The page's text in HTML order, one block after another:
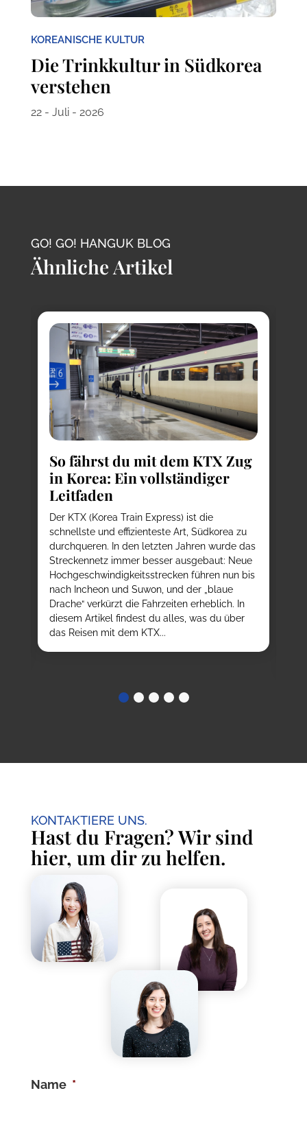
KOREANISCHE KULTUR
Die Trinkkultur in Südkorea
verstehen
22 - Juli - 2026
GO! GO! HANGUK BLOG
Ähnliche Artikel
So fährst du mit dem KTX Zug
in Korea: Ein vollständiger
Leitfaden
Der KTX (Korea Train Express) ist die
schnellste und effizienteste Art, Südkorea zu
durchqueren. In den letzten Jahren wurde das
Streckennetz immer besser ausgebaut: Neue
Hochgeschwindigkeitsstrecken führen nun bis
nach Incheon und Suwon, und der „blaue
Drache“ verkürzt die Fahrzeiten erheblich. In
diesem Artikel findest du alles, was du über
das Reisen mit dem KTX...
KONTAKTIERE UNS.
Hast du Fragen? Wir sind
hier, um dir zu helfen.
Name *